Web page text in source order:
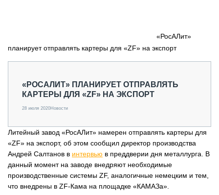
СПЕЦПРОЕКТЫ
О ПРОЕКТЕ
«РосАЛит»
планирует отправлять картеры для «ZF» на экспорт
«РОСАЛИТ» ПЛАНИРУЕТ ОТПРАВЛЯТЬ
КАРТЕРЫ ДЛЯ «ZF» НА ЭКСПОРТ
28 июля 2020Новости
Литейный завод «РосАЛит» намерен отправлять картеры для
«ZF» на экспорт, об этом сообщил директор производства
Андрей Салтанов в интервью в преддверии дня металлурга. В
данный момент на заводе внедряют необходимые
производственные системы ZF, аналогичные немецким и тем,
что внедрены в ZF-Кама на площадке «КАМАЗа».